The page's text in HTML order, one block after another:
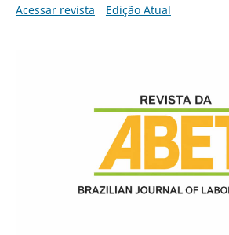
Acessar revista Edição Atual